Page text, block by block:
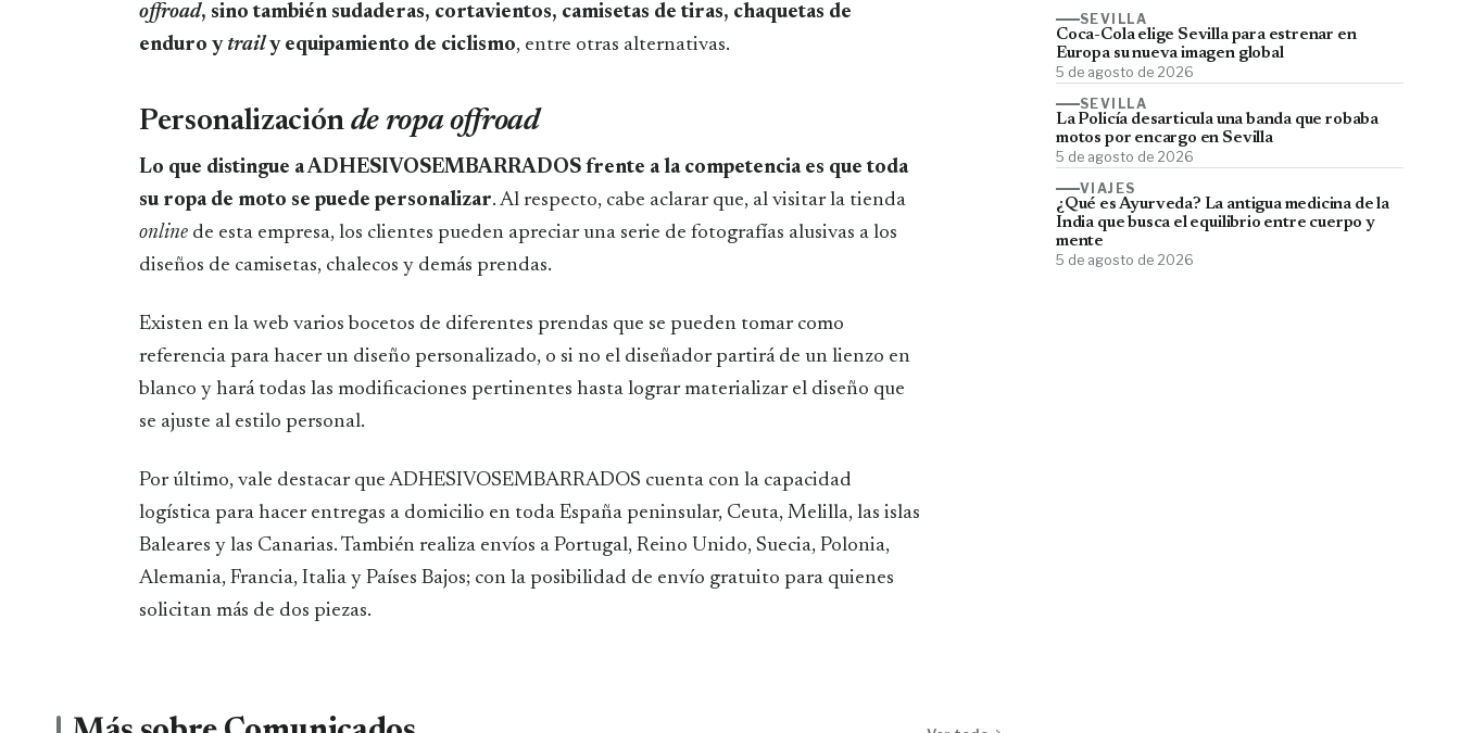
offroad, sino también sudaderas, cortavientos, camisetas de tiras, chaquetas de
enduro y traily equipamiento de ciclismo, entre otras alternativas.
Personalización de ropa offroad
Lo que distingue a ADHESIVOSEMBARRADOS frente a la competencia es que toda
su ropa de moto se puede personalizar. Al respecto, cabe aclarar que, al visitar la tienda
online de esta empresa, los clientes pueden apreciar una serie de fotografías alusivas a los
diseños de camisetas, chalecos y demás prendas.
Existen en la web varios bocetos de diferentes prendas que se pueden tomar como
referencia para hacer un diseño personalizado, o si no el diseñador partirá de un lienzo en
blanco y hará todas las modificaciones pertinentes hasta lograr materializar el diseño que
se ajuste al estilo personal.
Por último, vale destacar que ADHESIVOSEMBARRADOS cuenta con la capacidad
logística para hacer entregas a domicilio en toda España peninsular, Ceuta, Melilla, las islas
Baleares y las Canarias. También realiza envíos a Portugal, Reino Unido, Suecia, Polonia,
Alemania, Francia, Italia y Países Bajos; con la posibilidad de envío gratuito para quienes
solicitan más de dos piezas.
SEVILLA
Coca-Cola elige Sevilla para estrenar en
Europa su nueva imagen global
5 de agosto de 2026
SEVILLA
La Policía desarticula una banda que robaba
motos por encargo en Sevilla
5 de agosto de 2026
VIAJES
¿Qué es Ayurveda? La antigua medicina de la
India que busca el equilibrio entre cuerpo y
mente
5 de agosto de 2026